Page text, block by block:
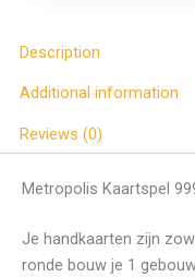
Description
Additional information
Reviews (0)
Metropolis Kaartspel
Je handkaarten zijn
ronde bouw je 1